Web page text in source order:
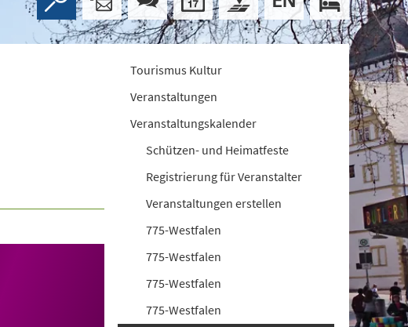
Tourismus Kultur
Veranstaltungen
Veranstaltungskalender
Schützen- und Heimatfeste
Registrierung für Veranstalter
Veranstaltungen erstellen
775-Westfalen
775-Westfalen
775-Westfalen
775-Westfalen